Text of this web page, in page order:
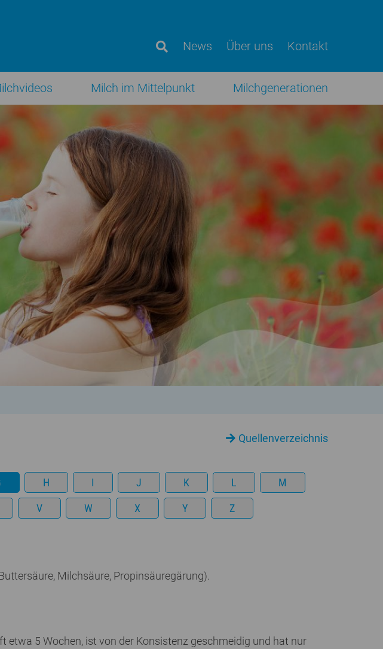
News Über uns Kontakt
Milch im Mittelpunkt Milchgenerationen
Quellenverzeichnis
H I J K L M
V W X Y Z
Milchsäure, Propinsäuregärung).
etwa 5 Wochen, ist von der Konsistenz geschmeidig und hat nur